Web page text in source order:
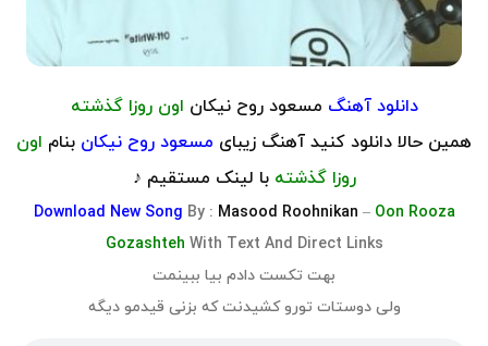
دانلود آهنگ مسعود روح نیکان اون روزا گذشته
همین حالا دانلود کنید آهنگ زیبای مسعود روح نیکان بنام اون
روزا گذشته با لینک مستقیم ♪
Download New Song By : Masood Roohnikan – Oon Rooza
Gozashteh With Text And Direct Links
بهت تکست دادم بیا ببینمت
ولی دوستات تورو کشیدنت که بزنی قیدمو دیگه